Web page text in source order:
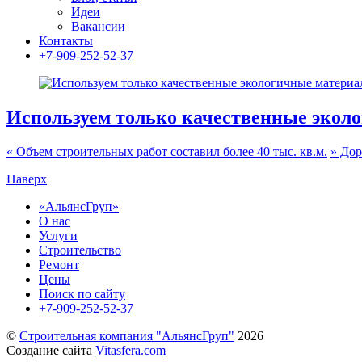
Идеи
Вакансии
Контакты
+7-909-252-52-37
Используем только качественные
« Объем строительных работ составил более 40 тыс. кв.м. »
Наверх
«АльянсГруп»
О нас
Услуги
Строительство
Ремонт
Цены
Поиск по сайту
+7-909-252-52-37
© Строительная компания "АльянсГруп" 2026
Создание сайта Vitasfera.com